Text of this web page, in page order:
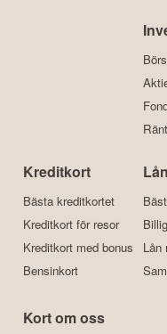
Kreditkort
Bästa kreditkortet
Kreditkort för resor
Kreditkort med bonus
Bensinkort
Lån
Lån
Kort om oss